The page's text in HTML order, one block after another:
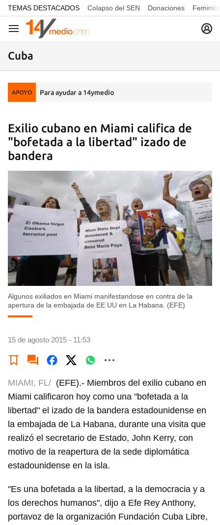
common.go-to-content
TEMAS DESTACADOS Colapso del SEN Donaciones
Navegación
Cuba
APOYO Para ayudar a 14ymedio
Exilio cubano en Miami califica de
"bofetada a la libertad" izado de
bandera
Algunos exiliados en Miami manifestandose en contra de la
apertura de la embajada de EE UU en La Habana. (EFE)
15 de agosto 2015 - 11:53
MIAMI, FL/ (EFE).- Miembros del exilio cubano en
Miami calificaron hoy como una "bofetada a la
libertad" el izado de la bandera estadounidense en
la embajada de La Habana, durante una visita que
realizó el secretario de Estado, John Kerry, con
motivo de la reapertura de la sede diplomática
estadounidense en la isla.
"Es una bofetada a la libertad, a la democracia y a
los derechos humanos", dijo a Efe Rey Anthony,
portavoz de la organización Fundación Cuba Libre,